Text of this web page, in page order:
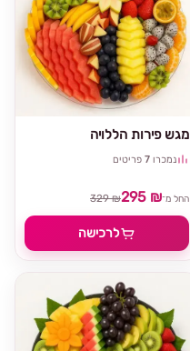
מגש פירות הללויה
נמכרו 7 פריטים
החל מ־295 ₪
329 ₪
לרכישה